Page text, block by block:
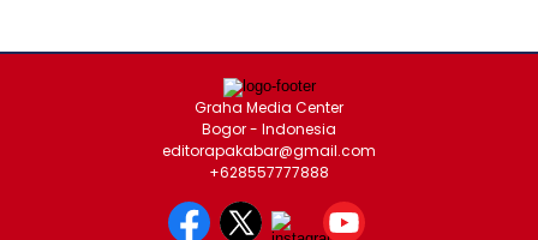
Graha Media Center
Bogor - Indonesia
editorapakabar@gmail.com
+628557777888